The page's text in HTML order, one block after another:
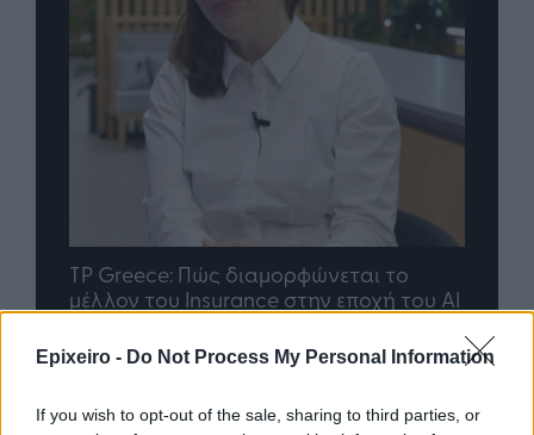
Epixeiro - Do Not Process My Personal Information
If you wish to opt-out of the sale, sharing to third parties, or
TP Greece: Πώς διαμορφώνεται το
μέλλον του Insurance στην εποχή του AI
Advertorial